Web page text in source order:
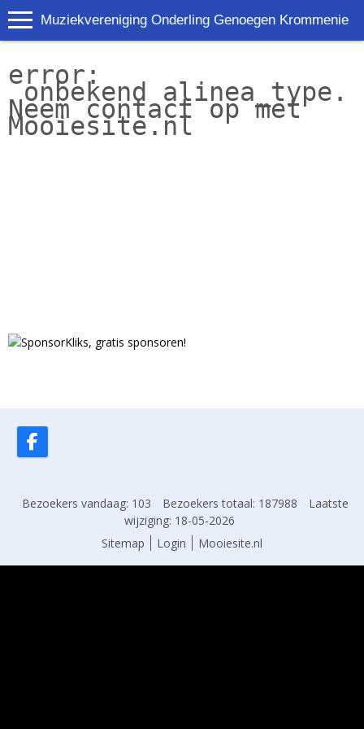
Muziekvereniging Onderling Genoegen Krommenie
error:
onbekend alinea_type.
Neem contact op met
Mooiesite.nl
Bezoekers vandaag: 103 Bezoekers totaal: 187988
Laatste
wijziging: 18-05-2026
Sitemap
Login Mooiesite.nl